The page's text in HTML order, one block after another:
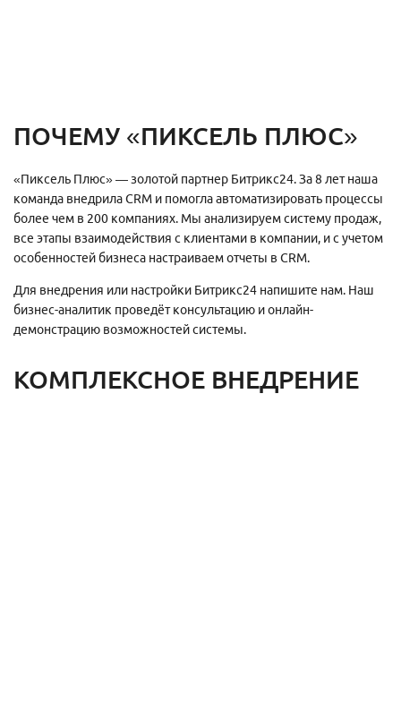
ПОЧЕМУ «ПИКСЕЛЬ ПЛЮС»
«Пиксель Плюс» — золотой партнер Битрикс24. За 8 лет наша
команда внедрила CRM и помогла автоматизировать процессы
более чем в 200 компаниях. Мы анализируем систему продаж,
все этапы взаимодействия с клиентами в компании, и с учетом
особенностей бизнеса настраиваем отчеты в CRM.
Для внедрения или настройки Битрикс24 напишите нам. Наш
бизнес-аналитик проведёт консультацию и онлайн-
демонстрацию возможностей системы.
КОМПЛЕКСНОЕ ВНЕДРЕНИЕ